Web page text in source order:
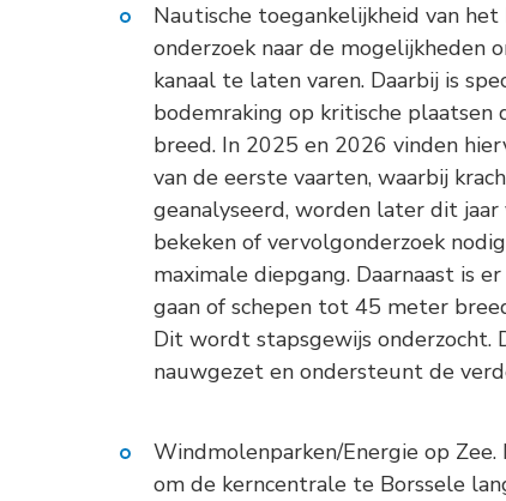
Nautische toegankelijkheid van
onderzoek naar de mogelijkheden
kanaal te laten varen. Daarbij is
bodemraking op kritische plaatsen
breed. In 2025 en 2026 vinden
van de eerste vaarten, waarbij
geanalyseerd, worden later dit
bekeken of vervolgonderzoek
maximale diepgang. Daarnaast is
gaan of schepen tot 45 meter
Dit wordt stapsgewijs onderzocht.
nauwgezet en ondersteunt de
Windmolenparken/Energie op
om de kerncentrale te Borssele